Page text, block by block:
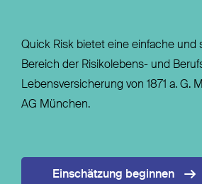
Quick Risk bietet eine einfache und
Bereich der Risikolebens- und
Lebensversicherung von 1871 a.
AG München.
Einschätzung beginnen